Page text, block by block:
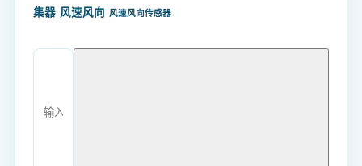
集器 风速风向 风速风向传感器